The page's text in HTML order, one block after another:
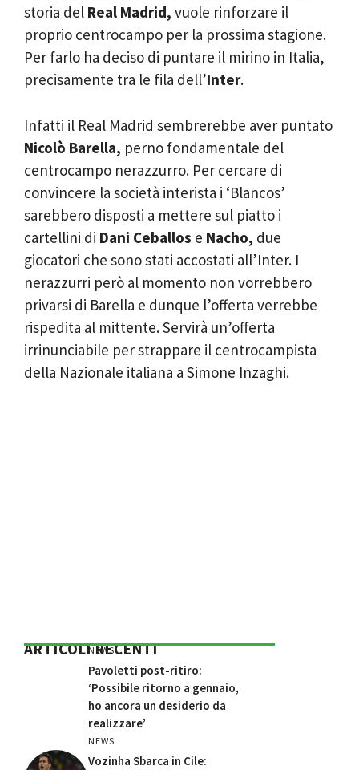
storia del Real Madrid, vuole rinforzare il
proprio centrocampo per la prossima stagione.
Per farlo ha deciso di puntare il mirino in Italia,
precisamente tra le fila dell’Inter.
Infatti il Real Madrid sembrerebbe aver puntato
Nicolò Barella, perno fondamentale del
centrocampo nerazzurro. Per cercare di
convincere la società interista i ‘Blancos’
sarebbero disposti a mettere sul piatto i
cartellini di Dani Ceballos e Nacho, due
giocatori che sono stati accostati all’Inter. I
nerazzurri però al momento non vorrebbero
privarsi di Barella e dunque l’offerta verrebbe
rispedita al mittente. Servirà un’offerta
irrinunciabile per strappare il centrocampista
della Nazionale italiana a Simone Inzaghi.
ARTICOLI RECENTI
NEWS
Pavoletti post-ritiro:
‘Possibile ritorno a gennaio,
ho ancora un desiderio da
realizzare’
NEWS
Vozinha Sbarca in Cile: